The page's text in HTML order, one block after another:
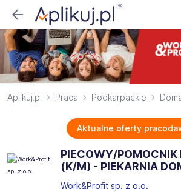
Aplikuj.pl Praca Podkarpackie
Aktualne oferty
PIECOWY/POMOCNIK
(K/M) - PIEKARNIA
Work&Profit sp. z o.o.